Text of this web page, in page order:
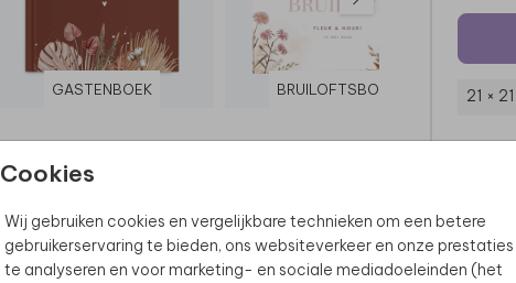
Cookies
Wij gebruiken cookies en vergelijkbare technieken om een betere
gebruikerservaring te bieden, ons websiteverkeer en onze prestaties
te analyseren en voor marketing- en sociale mediadoeleinden (het
GASTENBOEK BRUILOFTSBORD 21 ×